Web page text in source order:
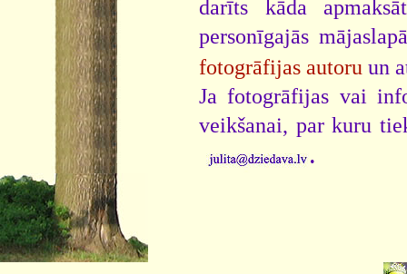
darīts kāda
personīgajās
fotogrāfijas autoru un
Ja fotogrāfijas vai
veikšanai, par kuru
.